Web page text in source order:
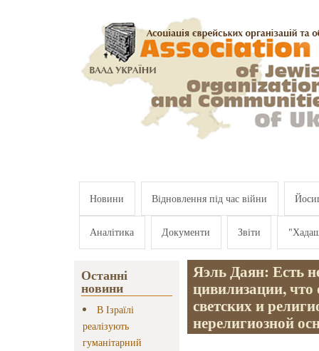
Новини Відновлення під час війни
Аналітика Документи Звіти
Останні
новини
В Ізраїлі
реалізують
гуманітарний
Яэль Даян: Есть
цивилизации, что
светских и
нерелигиозной